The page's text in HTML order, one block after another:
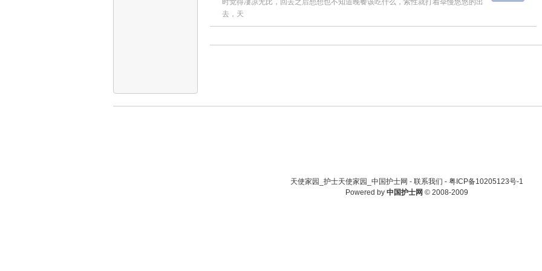
时觉得凄凉无比，回去之后想想也不知道晚餐该吃什么，索性就打着伞慢悠悠的出
去，天
天使家园_护士天使家园_中国护士网 - 联系我们 - 粤ICP备10205123号-1
Powered by 中国护士网 © 2008-2009